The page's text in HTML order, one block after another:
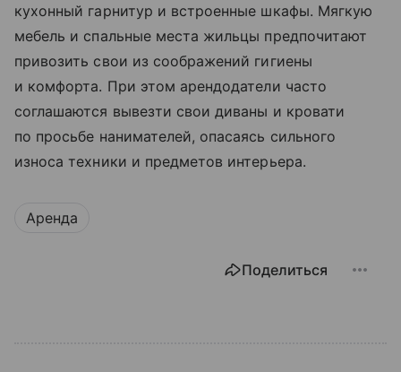
кухонный гарнитур и встроенные шкафы. Мягкую
мебель и спальные места жильцы предпочитают
привозить свои из соображений гигиены
и комфорта. При этом арендодатели часто
соглашаются вывезти свои диваны и кровати
по просьбе нанимателей, опасаясь сильного
износа техники и предметов интерьера.
Аренда
Поделиться